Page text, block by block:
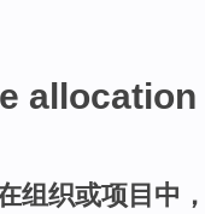
组织或项目中